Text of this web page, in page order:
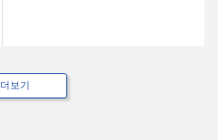
Web 구입 가능
더보기